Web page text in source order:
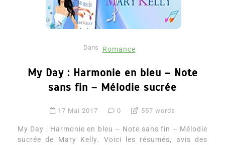
Dans Romance
My Day : Harmonie en bleu – Note
sans fin – Mélodie sucrée
17 Mai 2017 0 557 words
My Day : Harmonie en bleu – Note sans fin – Mélodie
sucrée de Mary Kelly. Voici les résumés, avis des